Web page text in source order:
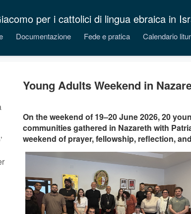
per i cattolici di lingua ebraica in
Documentazione Fede e pratica Calendario
Young Adults Weekend in
On the weekend of 19–20 June 2026, 20
communities gathered in Nazareth with
weekend of prayer, fellowship, reflection,